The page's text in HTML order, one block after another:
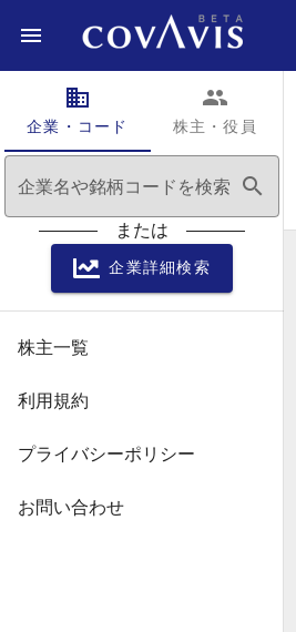
企業・コード
domain
株主・役員
people
企業名や銘柄コードを検索 search
または
企業詳細検索
株主一覧
利用規約
プライバシーポリシー
お問い合わせ